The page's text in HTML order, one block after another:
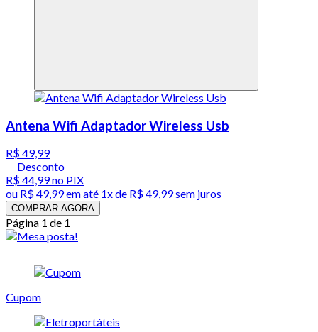
Antena Wifi Adaptador Wireless Usb
R$ 49,99
Desconto
R$ 44,99no PIX
ou R$ 49,99em até 1x de R$ 49,99sem juros
COMPRAR AGORA
Página 1 de 1
Cupom